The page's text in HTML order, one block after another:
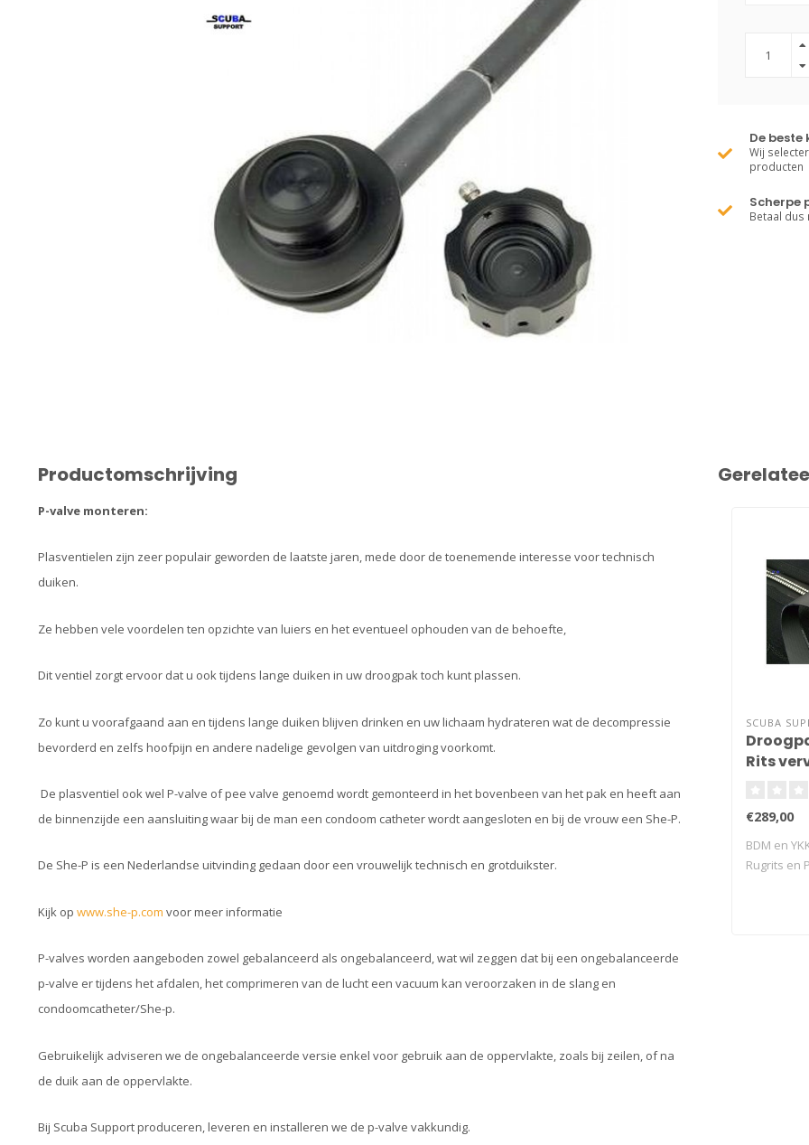
De beste
Wij
producten
Scherpe
Betaal dus
Productomschrijving
P-valve monteren:
Plasventielen zijn zeer populair geworden de laatste jaren, mede door de toenemende interesse voor technisch
duiken.
Ze hebben vele voordelen ten opzichte van luiers en het eventueel ophouden van de behoefte,
Dit ventiel zorgt ervoor dat u ook tijdens lange duiken in uw droogpak toch kunt plassen.
Zo kunt u voorafgaand aan en tijdens lange duiken blijven drinken en uw lichaam hydrateren wat de decompressie
bevorderd en zelfs hoofpijn en andere nadelige gevolgen van uitdroging voorkomt.
De plasventiel ook wel P-valve of pee valve genoemd wordt gemonteerd in het bovenbeen van het pak en heeft aan
de binnenzijde een aansluiting waar bij de man een condoom catheter wordt aangesloten en bij de vrouw een She-P.
De She-P is een Nederlandse uitvinding gedaan door een vrouwelijk technisch en grotduikster.
Kijk op www.she-p.com voor meer informatie
P-valves worden aangeboden zowel gebalanceerd als ongebalanceerd, wat wil zeggen dat bij een ongebalanceerde
p-valve er tijdens het afdalen, het comprimeren van de lucht een vacuum kan veroorzaken in de slang en
condoomcatheter/She-p.
Gebruikelijk adviseren we de ongebalanceerde versie enkel voor gebruik aan de oppervlakte, zoals bij zeilen, of na
de duik aan de oppervlakte.
Bij Scuba Support produceren, leveren en installeren we de p-valve vakkundig.
SCUBA
Rits
€289,00
BDM en
Rugrits en